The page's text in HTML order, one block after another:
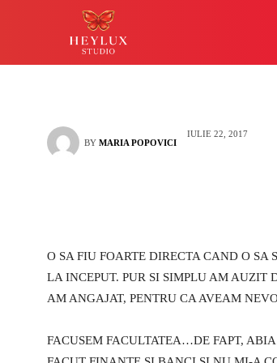
simplu cool
BY MARIA POPOVICI
IULIE 22, 2017
O SA FIU FOARTE DIRECTA CAND O
LA INCEPUT. PUR SI SIMPLU AM AUZIT
AM ANGAJAT, PENTRU CA AVEAM
FACUSEM FACULTATEA…DE FAPT,